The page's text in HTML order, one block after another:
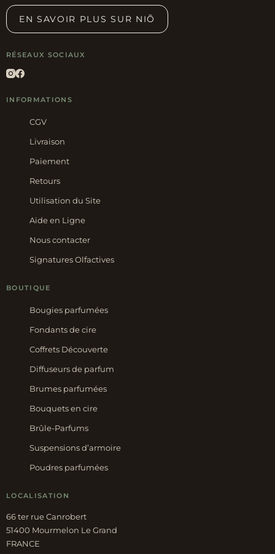
EN SAVOIR PLUS SUR NIÕ
RÉSEAUX SOCIAUX
INFORMATIONS
CGV
Livraison
Paiement
Retours
Utilisation du Site
Aide en Ligne
Nous contacter
Signatures Olfactives
BOUTIQUE
Bougies parfumées
Fondants de cire
Coffrets Découverte
Diffuseurs de parfum
Brumes parfumées
Bouquets en cire
Brûle-Parfums
Suspensions d’armoire
Poudres parfumées
LOCALISATION
66 ter rue Canrobert
51400 Mourmelon Le Grand
FRANCE